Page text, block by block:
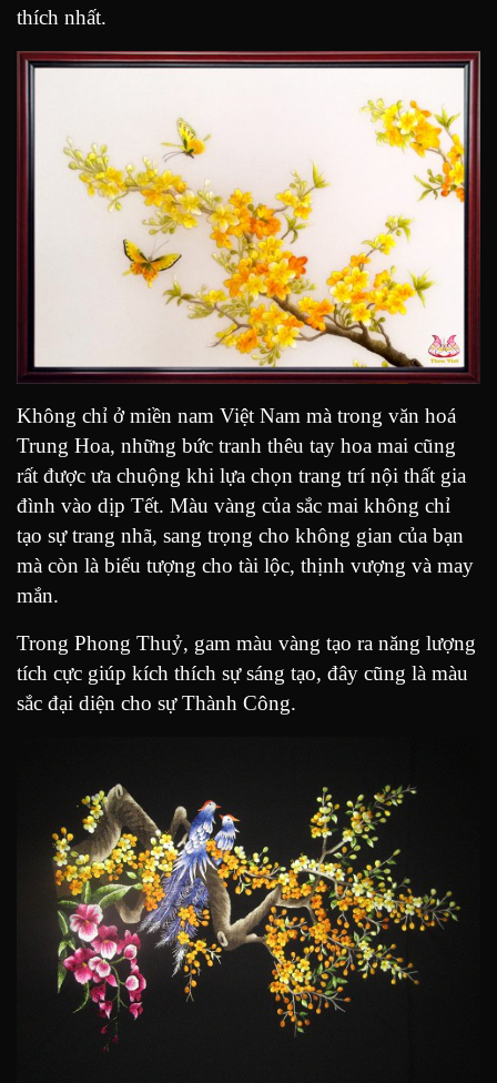
thích nhất.
Không chỉ ở miền nam Việt Nam mà trong văn hoá
Trung Hoa, những bức tranh thêu tay hoa mai cũng
rất được ưa chuộng khi lựa chọn trang trí nội thất gia
đình vào dịp Tết. Màu vàng của sắc mai không chỉ
tạo sự trang nhã, sang trọng cho không gian của bạn
mà còn là biểu tượng cho tài lộc, thịnh vượng và may
mắn.
Trong Phong Thuỷ, gam màu vàng tạo ra năng lượng
tích cực giúp kích thích sự sáng tạo, đây cũng là màu
sắc đại diện cho sự Thành Công.